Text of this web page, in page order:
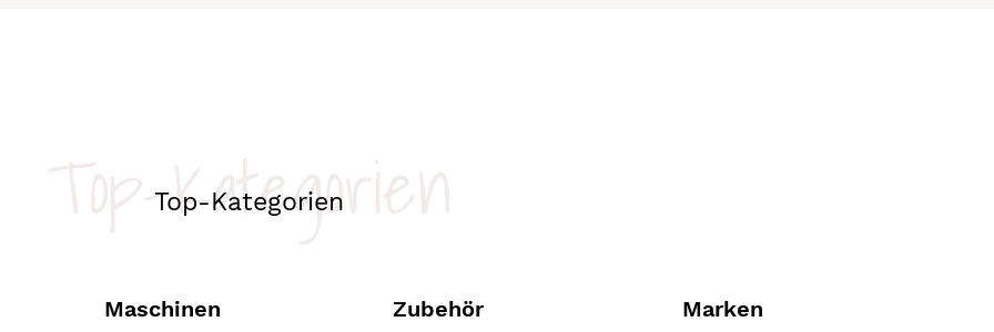
Top-Kategorien
Top-Kategorien
Maschinen Zubehör Marken